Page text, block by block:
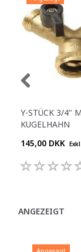
Y-STÜCK 3/4"
KUGELHAHN
145,00 DKK
ANGEZEIGT